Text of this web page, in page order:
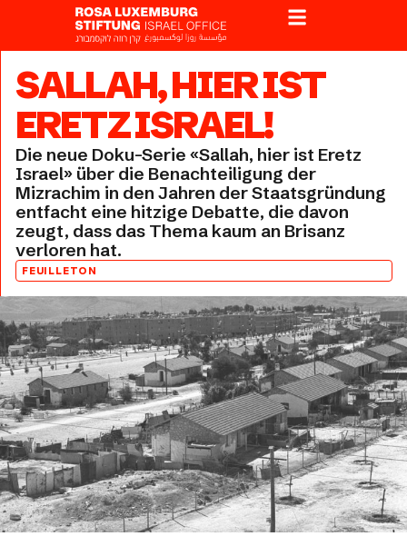
SALLAH, HIER IST
ERETZ ISRAEL!
Die neue Doku-Serie «Sallah, hier ist Eretz
Israel» über die Benachteiligung der
Mizrachim in den Jahren der Staatsgründung
entfacht eine hitzige Debatte, die davon
zeugt, dass das Thema kaum an Brisanz
verloren hat.
FEUILLETON